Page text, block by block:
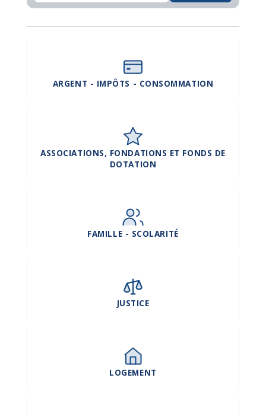
ARGENT - IMPÔTS - CONSOMMATION
ASSOCIATIONS, FONDATIONS ET FONDS DE
DOTATION
FAMILLE - SCOLARITÉ
JUSTICE
LOGEMENT